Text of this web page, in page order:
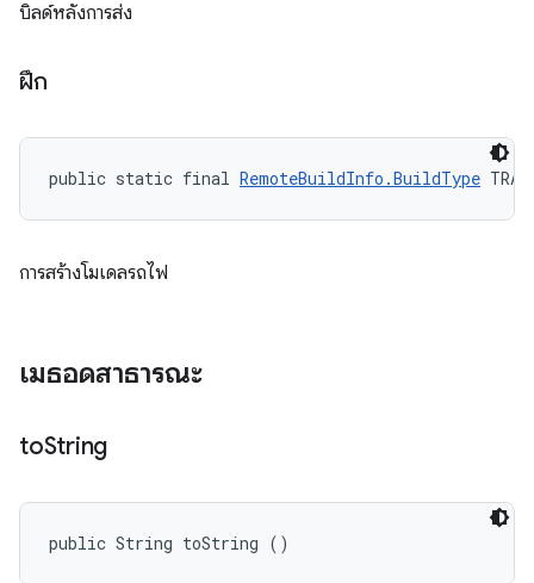
บิลด์หลังการส่ง
ฝึก
public static final RemoteBuildInfo.BuildType
การสร้างโมเดลรถไฟ
เมธอดสาธารณะ
toString
public String toString ()